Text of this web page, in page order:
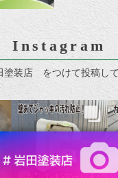
Instagram
装店 をつけて投稿して